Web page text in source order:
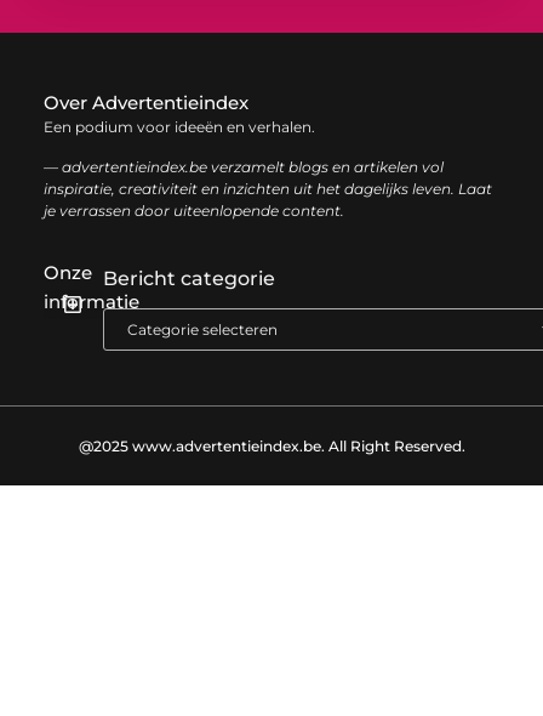
Over Advertentieindex
Een podium voor ideeën en verhalen.
— advertentieindex.be verzamelt blogs en artikelen vol
inspiratie, creativiteit en inzichten uit het dagelijks leven. Laat
je verrassen door uiteenlopende content.
Onze
informatie
Bericht categorie
@2025 www.advertentieindex.be. All Right Reserved.​